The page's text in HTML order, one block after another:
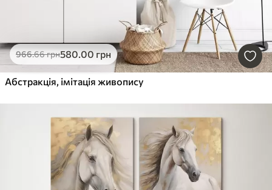
966.66грн580.00 грн
Абстракція, імітація живопису